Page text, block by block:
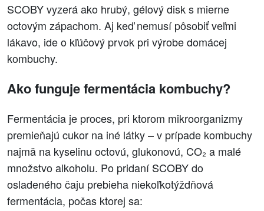
SCOBY vyzerá ako hrubý, gélový disk s mierne
octovým zápachom. Aj keď nemusí pôsobiť veľmi
lákavo, ide o kľúčový prvok pri výrobe domácej
kombuchy.
Ako funguje fermentácia kombuchy?
Fermentácia je proces, pri ktorom mikroorganizmy
premieňajú cukor na iné látky – v prípade kombuchy
najmä na kyselinu octovú, glukonovú, CO₂ a malé
množstvo alkoholu. Po pridaní SCOBY do
osladeného čaju prebieha niekoľkotýždňová
fermentácia, počas ktorej sa: